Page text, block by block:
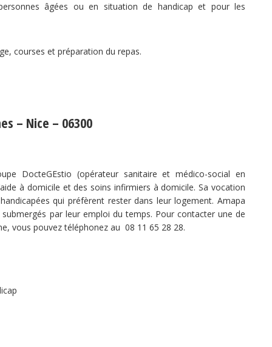
âgées ou en situation de handicap et pour les
courses et préparation du repas.
– Nice – 06300
DocteGEstio (opérateur sanitaire et médico-social en
à domicile et des soins infirmiers à domicile. Sa vocation
qui préfèrent rester dans leur logement. Amapa
par leur emploi du temps. Pour contacter une de
vous pouvez téléphonez au 08 11 65 28 28.